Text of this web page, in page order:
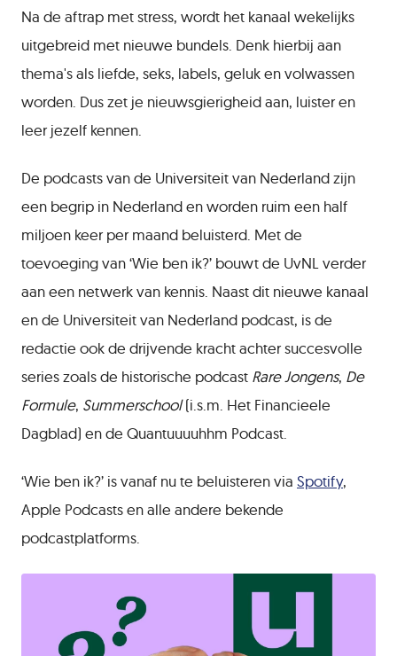
Na de aftrap met stress, wordt het kanaal wekelijks
uitgebreid met nieuwe bundels. Denk hierbij aan
thema's als liefde, seks, labels, geluk en volwassen
worden. Dus zet je nieuwsgierigheid aan, luister en
leer jezelf kennen.
De podcasts van de Universiteit van Nederland zijn
een begrip in Nederland en worden ruim een half
miljoen keer per maand beluisterd. Met de
toevoeging van ‘Wie ben ik?’ bouwt de UvNL verder
aan een netwerk van kennis. Naast dit nieuwe kanaal
en de Universiteit van Nederland podcast, is de
redactie ook de drijvende kracht achter succesvolle
series zoals de historische podcast Rare Jongens, De
Formule, Summerschool(i.s.m. Het Financieele
Dagblad) en de Quantuuuuhhm Podcast.
‘Wie ben ik?’ is vanaf nu te beluisteren via Spotify,
Apple Podcasts en alle andere bekende
podcastplatforms.